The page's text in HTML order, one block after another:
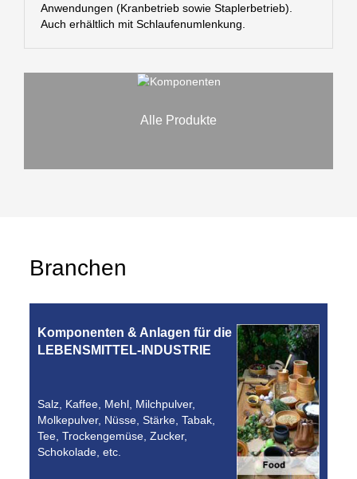
Anwendungen (Kranbetrieb sowie Staplerbetrieb).
Auch erhältlich mit Schlaufenumlenkung.
Alle Produkte
Branchen
Komponenten & Anlagen für die
LEBENSMITTEL-INDUSTRIE
Salz, Kaffee, Mehl, Milchpulver,
Molkepulver, Nüsse, Stärke, Tabak,
Tee, Trockengemüse, Zucker,
Schokolade, etc.